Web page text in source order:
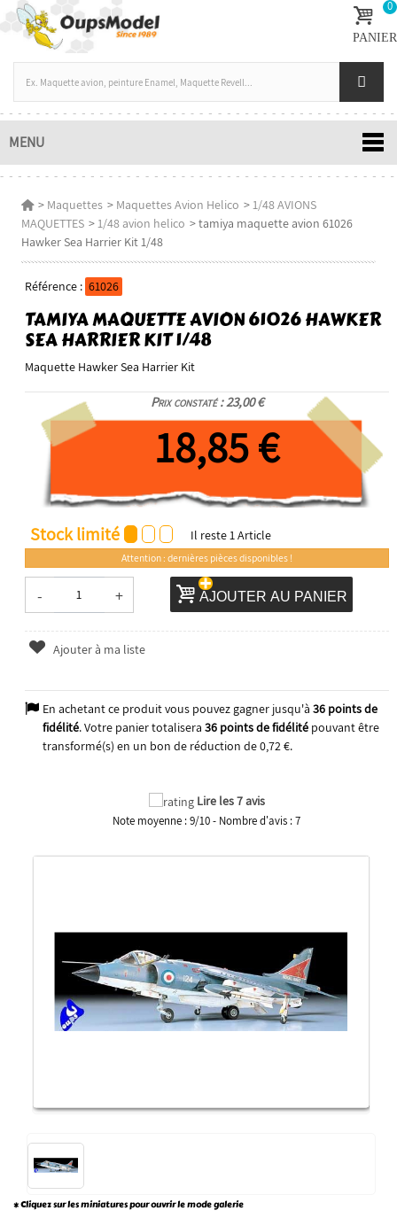
0
PANIER
MENU
> Maquettes > Maquettes Avion Helico >1/48 AVIONS
MAQUETTES >1/48 avion helico >tamiya maquette avion 61026
Hawker Sea Harrier Kit 1/48
Référence : 61026
TAMIYA MAQUETTE AVION 61026 HAWKER
SEA HARRIER KIT 1/48
Maquette Hawker Sea Harrier Kit
Prix constaté : 23,00 €
18,85 €
Stock limité Il reste1Article
Attention : dernières pièces disponibles !
- + AJOUTER AU PANIER
Ajouter à ma liste
En achetant ce produit vous pouvez gagner jusqu'à 36points de
fidélité. Votre panier totalisera 36points de fidélitépouvant être
transformé(s) en un bon de réduction de0,72 €.
Lire les 7 avis
Note moyenne :9/10- Nombre d'avis :7
* Cliquez sur les miniatures pour ouvrir le mode galerie